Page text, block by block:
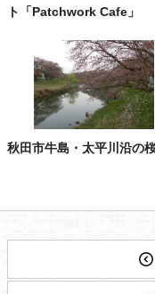
ト「Patchwork Cafe」
秋田市牛島・太平川沿の